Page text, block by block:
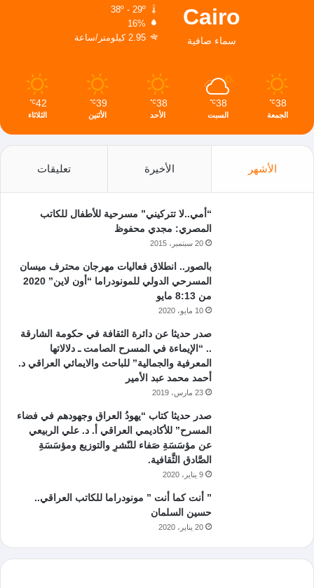
Cairo
سماء صافية
38º - 29º
16%
2.95 كيلومتر/ساعة
38
℃
الجمعة
38
℃
السبت
38
℃
الأحد
39
℃
الأثنين
42
℃
الثلاثاء
الأشهر الأخيرة تعليقات
“أمي..لا تتركيني” مسرحية للأطفال للكاتب
المصري: مجدي محفوظ
20 سبتمبر، 2015
بالصور.. انطلاق فعاليات مهرجان محترف ميسان
المسرحي الدولي للمونودراما “أون لاين” 2020
من 8:13 مايو
10 مايو، 2020
صدر حديثا عن دائرة الثقافة في حكومة الشارقة
.. “الإيماءة في المسرح الصامت ـ دلالاتها
المعرفية والجمالية” للباحث والايمائي العراقي د.
أحمد محمد عبد الأمير
23 مارس، 2019
صدر حديثا كتاب “يهودُ العراق وجهودهم في فضاء
المسرح” للأكاديمي العراقي أ. د. علي الربيعي
عن مؤسَسَةِ صَفاء للنّشرِ والتوزيع ومؤسَسَةِ
الصَّادق الثَّقافية.
9 يناير، 2020
” أنت كما أنت ” مونودراما للكاتب العراقي..
حسين السلمان
20 يناير، 2020